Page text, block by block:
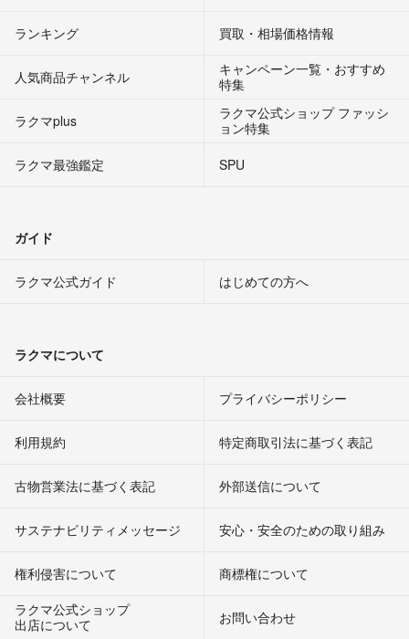
ランキング 買取・相場価格情報
人気商品チャンネル
キャンペーン一覧・おすすめ
特集
ラクマplus
ラクマ公式ショップ ファッシ
ョン特集
ラクマ最強鑑定
SPU
ガイド
ラクマ公式ガイド はじめての方へ
ラクマについて
会社概要 プライバシーポリシー
利用規約 特定商取引法に基づく表記
古物営業法に基づく表記 外部送信について
サステナビリティメッセージ 安心・安全のための取り組み
権利侵害について
商標権について
ラクマ公式ショップ
出店について
お問い合わせ